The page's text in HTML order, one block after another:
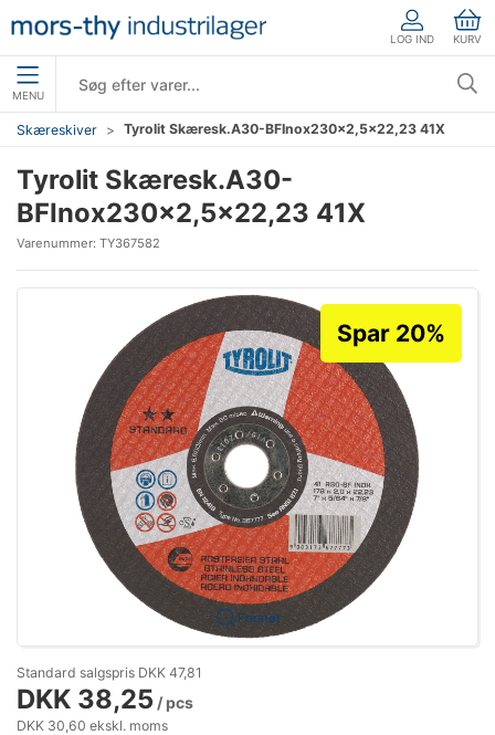
LOG IND KURV
MENU
Skæreskiver Tyrolit Skæresk.A30-BFInox230x2,5x22,23 41X
Tyrolit Skæresk.A30-
BFInox230x2,5x22,23 41X
Varenummer: TY367582
Forstør
Spar 20%
Standard salgspris DKK 47,81
DKK 38,25 / pcs
DKK 30,60 ekskl. moms